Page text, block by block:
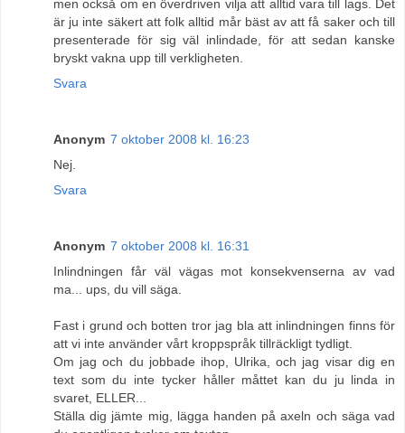
men också om en överdriven vilja att alltid vara till lags. Det
är ju inte säkert att folk alltid mår bäst av att få saker och till
presenterade för sig väl inlindade, för att sedan kanske
bryskt vakna upp till verkligheten.
Svara
Anonym 7 oktober 2008 kl. 16:23
Nej.
Svara
Anonym 7 oktober 2008 kl. 16:31
Inlindningen får väl vägas mot konsekvenserna av vad
ma... ups, du vill säga.
Fast i grund och botten tror jag bla att inlindningen finns för
att vi inte använder vårt kroppspråk tillräckligt tydligt.
Om jag och du jobbade ihop, Ulrika, och jag visar dig en
text som du inte tycker håller måttet kan du ju linda in
svaret, ELLER...
Ställa dig jämte mig, lägga handen på axeln och säga vad